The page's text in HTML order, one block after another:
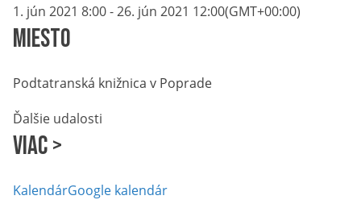
1. jún 2021 8:00-26. jún 2021 12:00(GMT+00:00)
Miesto
Podtatranská knižnica v Poprade
Ďalšie udalosti
Viac >
KalendárGoogle kalendár